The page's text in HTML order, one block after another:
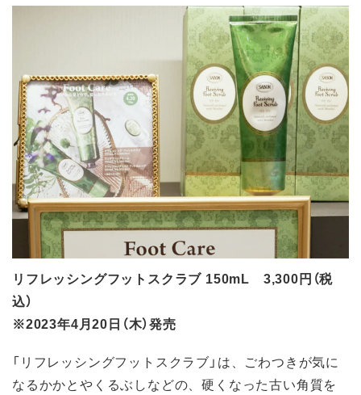
リフレッシングフットスクラブ 150mL 3,300円（税
込）
※2023年4月20日（木）発売
「リフレッシングフットスクラブ」は、ごわつきが気に
なるかかとやくるぶしなどの、硬くなった古い角質を